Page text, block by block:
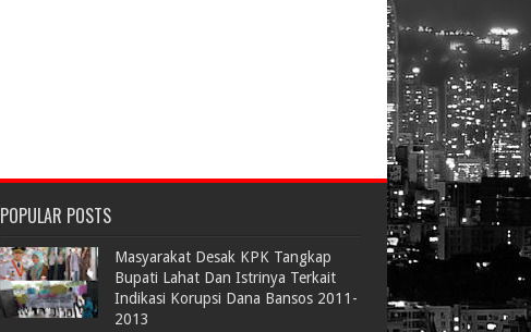
POPULAR POSTS
Masyarakat Desak KPK Tangkap
Bupati Lahat Dan Istrinya Terkait
Indikasi Korupsi Dana Bansos 2011-
2013